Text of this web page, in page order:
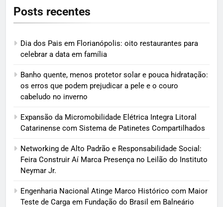
Posts recentes
Dia dos Pais em Florianópolis: oito restaurantes para
celebrar a data em família
Banho quente, menos protetor solar e pouca hidratação:
os erros que podem prejudicar a pele e o couro
cabeludo no inverno
Expansão da Micromobilidade Elétrica Integra Litoral
Catarinense com Sistema de Patinetes Compartilhados
Networking de Alto Padrão e Responsabilidade Social:
Feira Construir Aí Marca Presença no Leilão do Instituto
Neymar Jr.
Engenharia Nacional Atinge Marco Histórico com Maior
Teste de Carga em Fundação do Brasil em Balneário